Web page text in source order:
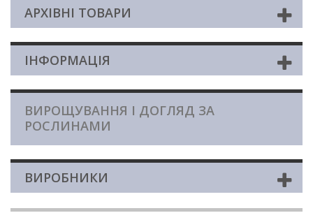
АРХІВНІ ТОВАРИ
ІНФОРМАЦІЯ
ВИРОЩУВАННЯ І ДОГЛЯД ЗА
РОСЛИНАМИ
ВИРОБНИКИ